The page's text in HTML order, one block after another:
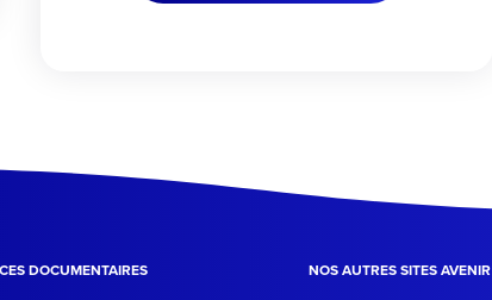
DOCUMENTAIRES NOS AUTRES SITES AVENIR